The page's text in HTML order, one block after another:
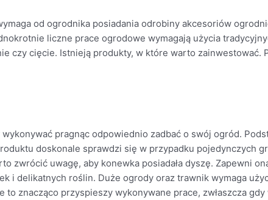
od ogrodnika posiadania odrobiny akcesoriów
liczne prace ogrodowe wymagają użycia
czy cięcie. Istnieją produkty, w które warto zainwestować.
pragnąc odpowiednio zadbać o swój ogród.
doskonale sprawdzi się w przypadku pojedynczych
zwrócić uwagę, aby konewka posiadała dyszę. Zapewni
i delikatnych roślin. Duże ogrody oraz trawnik wymaga
znacząco przyspieszy wykonywane prace, zwłaszcza